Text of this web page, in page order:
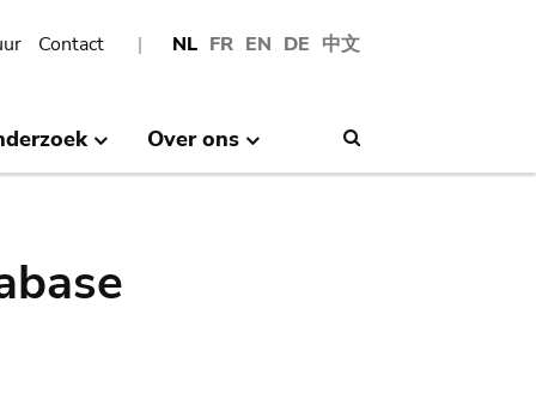
NL FR EN DE 中文
Contact
Over ons